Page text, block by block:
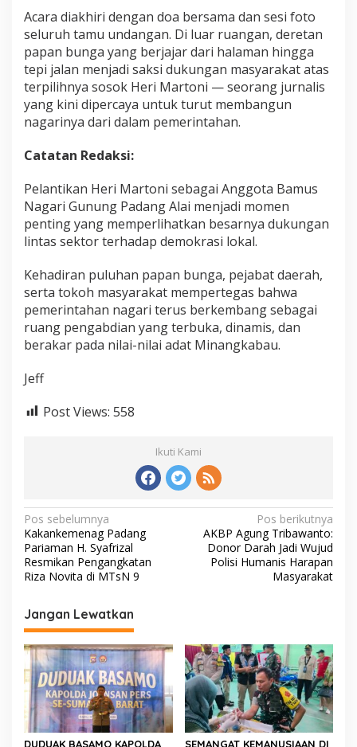
Acara diakhiri dengan doa bersama dan sesi foto
seluruh tamu undangan. Di luar ruangan, deretan
papan bunga yang berjajar dari halaman hingga
tepi jalan menjadi saksi dukungan masyarakat atas
terpilihnya sosok Heri Martoni — seorang jurnalis
yang kini dipercaya untuk turut membangun
nagarinya dari dalam pemerintahan.
Catatan Redaksi:
Pelantikan Heri Martoni sebagai Anggota Bamus
Nagari Gunung Padang Alai menjadi momen
penting yang memperlihatkan besarnya dukungan
lintas sektor terhadap demokrasi lokal.
Kehadiran puluhan papan bunga, pejabat daerah,
serta tokoh masyarakat mempertegas bahwa
pemerintahan nagari terus berkembang sebagai
ruang pengabdian yang terbuka, dinamis, dan
berakar pada nilai-nilai adat Minangkabau.
Jeff
Post Views: 558
Ikuti Kami
N
a
v
g
a
s
i
p
o
Pos sebelumnya
Kakankemenag Padang
Pariaman H. Syafrizal
Resmikan Pengangkatan
Riza Novita di MTsN 9
Pos berikutnya
AKBP Agung Tribawanto:
Donor Darah Jadi Wujud
Polisi Humanis Harapan
Masyarakat
Jangan Lewatkan
DUDUAK BASAMO KAPOLDA SEMANGAT KEMANUSIAAN DI